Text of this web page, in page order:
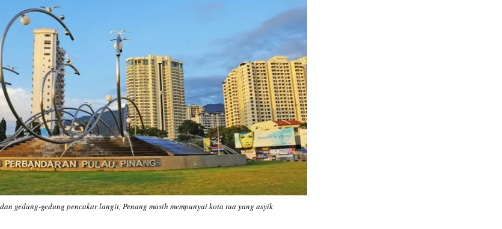
gedung-gedung pencakar langit, Penang masih mempunyai kota tua yang asyik